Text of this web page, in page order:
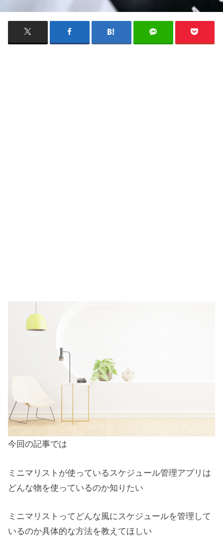
今回の記事では
ミニマリストが使っているスケジュール管理アプリは
どんな物を使っているのか知りたい
ミニマリストってどんな風にスケジュールを管理して
いるのか具体的な方法を教えてほしい